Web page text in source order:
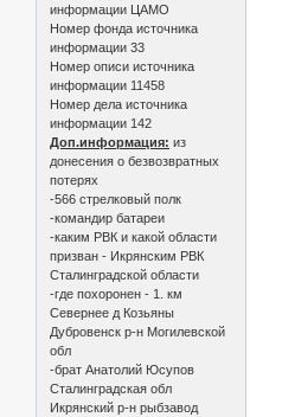
информации ЦАМО
Номер фонда источника
информации 33
Номер описи источника
информации 11458
Номер дела источника
информации 142
Доп.информация: из
донесения о безвозвратных
потерях
-566 стрелковый полк
-командир батареи
-каким РВК и какой области
призван - Икрянским РВК
Сталинградской области
-где похоронен - 1. км
Севернее д Козьяны
Дубровенск р-н Могилевской
обл
-брат Анатолий Юсупов
Сталинградская обл
Икрянский р-н рыбзавод